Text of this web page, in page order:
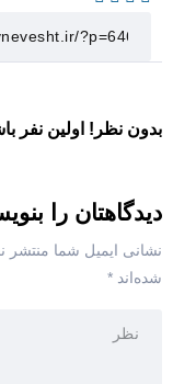
بدون نظر! اولین نفر
دیدگاهتان را
نشانی ایمیل شما منتشر
شده‌اند *